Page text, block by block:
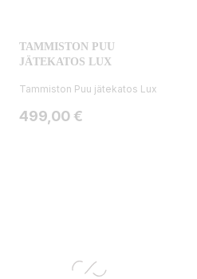
TAMMISTON PUU
JÄTEKATOS LUX
Tammiston Puu jätekatos Lux
Hinta
499,00 €